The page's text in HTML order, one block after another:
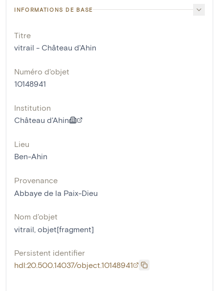
INFORMATIONS DE BASE
Titre
vitrail - Château d'Ahin
Numéro d'objet
10148941
Institution
Château d'Ahin
Lieu
Ben-Ahin
Provenance
Abbaye de la Paix-Dieu
Nom d'objet
vitrail objet[fragment]
Persistent identifier
hdl:20.500.14037/object.10148941